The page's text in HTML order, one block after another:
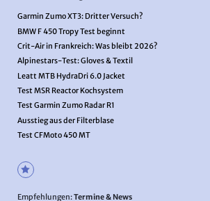
Garmin Zumo XT3: Dritter Versuch?
BMW F 450 Tropy Test beginnt
Crit-Air in Frankreich: Was bleibt 2026?
Alpinestars-Test: Gloves & Textil
Leatt MTB HydraDri 6.0 Jacket
Test MSR Reactor Kochsystem
Test Garmin Zumo Radar R1
Ausstieg aus der Filterblase
Test CFMoto 450 MT
Empfehlungen:Termine & News